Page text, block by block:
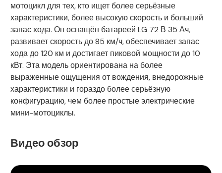
мотоцикл для тех, кто ищет более серьёзные
характеристики, более высокую скорость и больший
запас хода. Он оснащён батареей LG 72 В 35 Ач,
развивает скорость до 85 км/ч, обеспечивает запас
хода до 120 км и достигает пиковой мощности до 10
кВт. Эта модель ориентирована на более
выраженные ощущения от вождения, внедорожные
характеристики и гораздо более серьёзную
конфигурацию, чем более простые электрические
мини-мотоциклы.
Видео обзор